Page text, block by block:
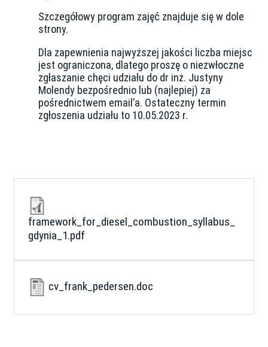
Szczegółowy program zajęć znajduje się w dole
strony.
Dla zapewnienia najwyższej jakości liczba miejsc
jest ograniczona, dlatego proszę o niezwłoczne
zgłaszanie chęci udziału do dr inż. Justyny
Molendy bezpośrednio lub (najlepiej) za
pośrednictwem email’a. Ostateczny termin
zgłoszenia udziału to 10.05.2023 r.
framework_for_diesel_combustion_syllabus_
gdynia_1.pdf
cv_frank_pedersen.doc